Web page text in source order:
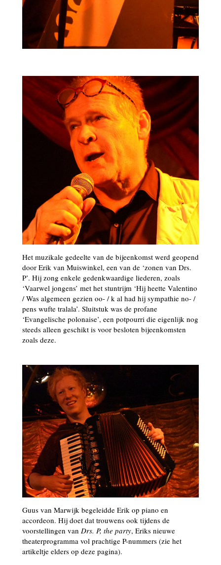
Het muzikale gedeelte van de bijeenkomst werd geopend
door Erik van Muiswinkel, een van de ‘zonen van Drs.
P’. Hij zong enkele gedenkwaardige liederen, zoals
‘Vaarwel jongens’ met het stuntrijm ‘Hij heette Valentino
/ Was algemeen gezien oo- / k al had hij sympathie no- /
pens wufte tralala’. Sluitstuk was de profane
‘Evangelische polonaise’, een potpourri die eigenlijk nog
steeds alleen geschikt is voor besloten bijeenkomsten
zoals deze.
Guus van Marwijk begeleidde Erik op piano en
accordeon. Hij doet dat trouwens ook tijdens de
voorstellingen van Drs. P, the party, Eriks nieuwe
theaterprogramma vol prachtige P-nummers (zie het
artikeltje elders op deze pagina).